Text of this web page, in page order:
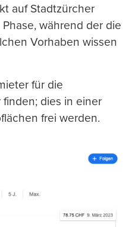
auf Stadtzürcher
während der die
Vorhaben wissen
für die
dies in einer
frei werden.